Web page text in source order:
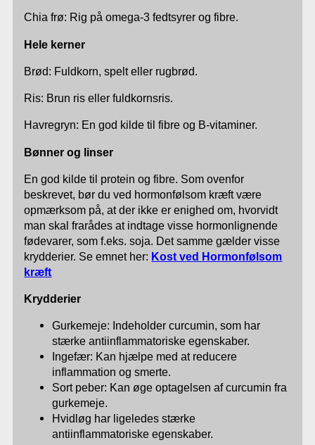
Chia frø: Rig på omega-3 fedtsyrer og fibre.
Hele kerner
Brød: Fuldkorn, spelt eller rugbrød.
Ris: Brun ris eller fuldkornsris.
Havregryn: En god kilde til fibre og B-vitaminer.
Bønner og linser
En god kilde til protein og fibre. Som ovenfor
beskrevet, bør du ved hormonfølsom kræft være
opmærksom på, at der ikke er enighed om, hvorvidt
man skal frarådes at indtage visse hormonlignende
fødevarer, som f.eks. soja. Det samme gælder visse
krydderier. Se emnet her: Kost ved Hormonfølsom
kræft
Krydderier
Gurkemeje: Indeholder curcumin, som har
stærke antiinflammatoriske egenskaber.
Ingefær: Kan hjælpe med at reducere
inflammation og smerte.
Sort peber: Kan øge optagelsen af curcumin fra
gurkemeje.
Hvidløg har ligeledes stærke
antiinflammatoriske egenskaber.